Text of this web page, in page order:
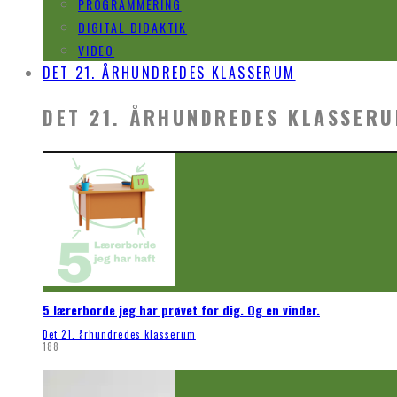
DIGITAL DIDAKTIK
VIDEO
DET 21. ÅRHUNDREDES KLASSERUM
DET 21. ÅRHUNDREDES
5 lærerborde jeg har prøvet for dig. Og en vinder.
Det 21. århundredes klasserum
188